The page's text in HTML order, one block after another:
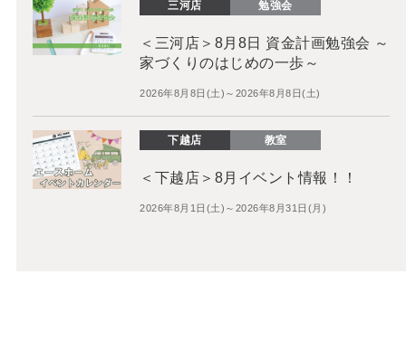
三河店 勉強会
＜三河店＞8月8日 資金計画勉強会 ～
家づくりのはじめの一歩～
2026年8月8日(土)～2026年8月8日(土)
下越店 教室
＜下越店＞8月イベント情報！！
2026年8月1日(土)～2026年8月31日(月)